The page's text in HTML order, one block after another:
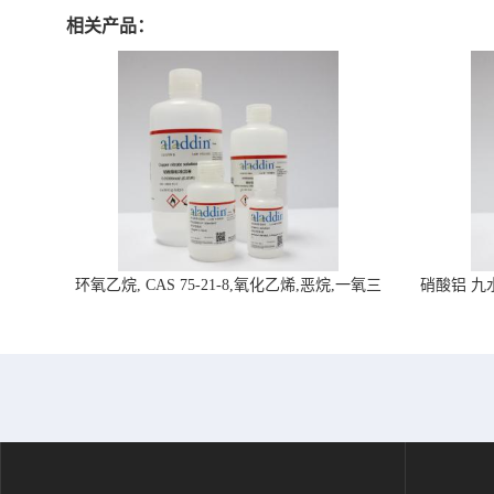
相关产品：
环氧乙烷, CAS 75-21-8,氧化乙烯,恶烷,一氧三
硝酸铝 九